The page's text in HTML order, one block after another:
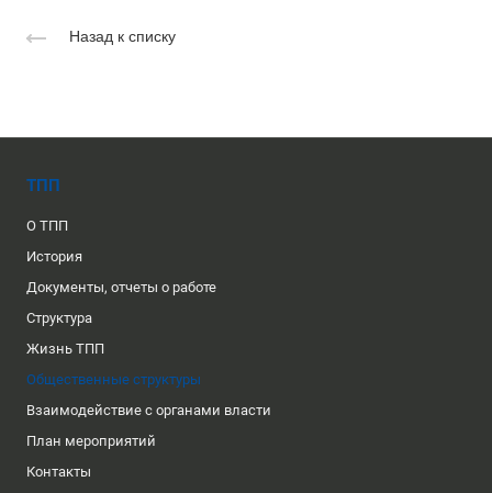
Назад к списку
ТПП
О ТПП
История
Документы, отчеты о работе
Структура
Жизнь ТПП
Общественные структуры
Взаимодействие с органами власти
План мероприятий
Контакты